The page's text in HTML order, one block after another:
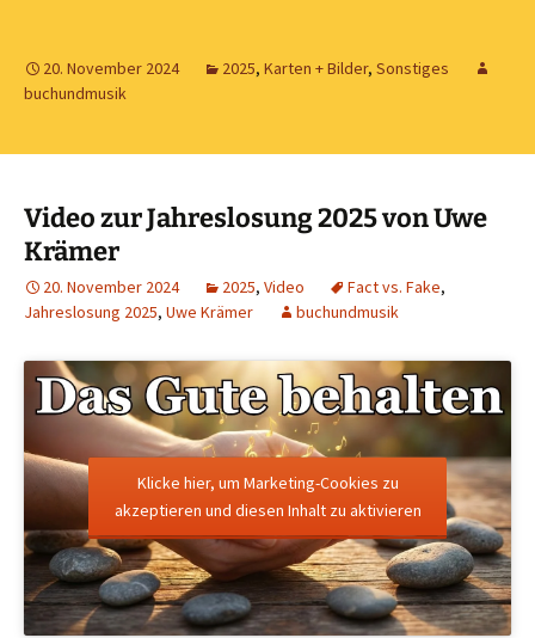
20. November 2024 2025, Karten + Bilder, Sonstiges
buchundmusik
Video zur Jahreslosung 2025 von Uwe
Krämer
20. November 2024 2025, Video Fact vs. Fake,
Jahreslosung 2025, Uwe Krämer buchundmusik
Klicke hier, um Marketing-Cookies zu
akzeptieren und diesen Inhalt zu aktivieren